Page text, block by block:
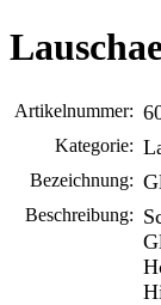
Artikelnummer:
Kategorie:
Bezeichnung:
Beschreibung: